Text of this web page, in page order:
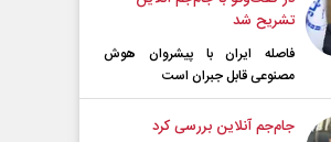
تشریح شد
فاصله ایران با پیشرو‌ان هوش
مصنوعی قابل جبران است
جام‌جم آنلاین بررسی کرد